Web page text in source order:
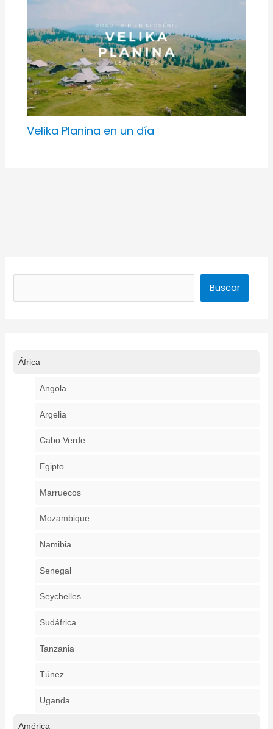
Velika Planina en un día
Buscar
África
Angola
Argelia
Cabo Verde
Egipto
Marruecos
Mozambique
Namibia
Senegal
Seychelles
Sudáfrica
Tanzania
Túnez
Uganda
América